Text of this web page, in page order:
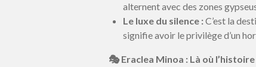
alternent avec des zones
Le luxe du silence :C’est la
signifie avoir le privilège d’un
🎭 Eraclea Minoa : Là où